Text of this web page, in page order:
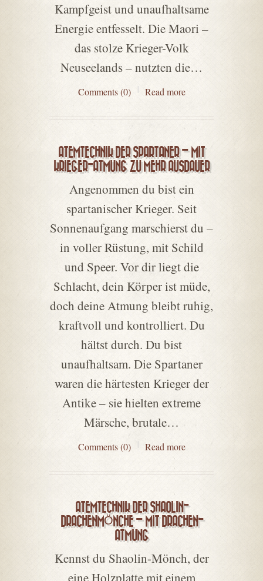
Kampfgeist und unaufhaltsame
Energie entfesselt. Die Maori –
das stolze Krieger-Volk
Neuseelands – nutzten die…
Comments (0) Read more
ATEMTECHNIK DER SPARTANER – MIT
KRIEGER-ATMUNG ZU MEHR AUSDAUER
Angenommen du bist ein
spartanischer Krieger. Seit
Sonnenaufgang marschierst du –
in voller Rüstung, mit Schild
und Speer. Vor dir liegt die
Schlacht, dein Körper ist müde,
doch deine Atmung bleibt ruhig,
kraftvoll und kontrolliert. Du
hältst durch. Du bist
unaufhaltsam. Die Spartaner
waren die härtesten Krieger der
Antike – sie hielten extreme
Märsche, brutale…
Comments (0) Read more
ATEMTECHNIK DER SHAOLIN-
DRACHENMÖNCHE – MIT DRACHEN-
ATMUNG
Kennst du Shaolin-Mönch, der
eine Holzplatte mit einem